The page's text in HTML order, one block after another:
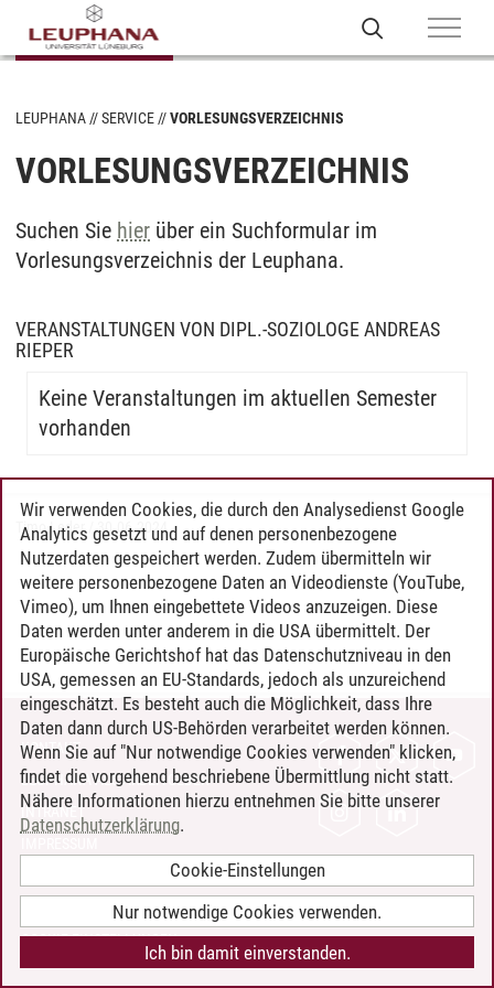
LEUPHANA SERVICE VORLESUNGSVERZEICHNIS
VORLESUNGSVERZEICHNIS
Suchen Sie hier über ein Suchformular im
Vorlesungsverzeichnis der Leuphana.
VERANSTALTUNGEN VON DIPL.-SOZIOLOGE ANDREAS
RIEPER
Keine Veranstaltungen im aktuellen Semester
vorhanden
Timo Leder/30.06.2024
KONTAKT
LEUPHANA ALS ARBEITGEBER
INTRANET
BARRIEREFREIHEIT
COOKIE-EINSTELLUNGEN
Wir verwenden Cookies, die durch den Analysedienst Google
Analytics gesetzt und auf denen personenbezogene
Nutzerdaten gespeichert werden. Zudem übermitteln wir
weitere personenbezogene Daten an Videodienste (YouTube,
Vimeo), um Ihnen eingebettete Videos anzuzeigen. Diese
Daten werden unter anderem in die USA übermittelt. Der
Europäische Gerichtshof hat das Datenschutzniveau in den
USA, gemessen an EU-Standards, jedoch als unzureichend
eingeschätzt. Es besteht auch die Möglichkeit, dass Ihre
Daten dann durch US-Behörden verarbeitet werden können.
Wenn Sie auf "Nur notwendige Cookies verwenden" klicken,
findet die vorgehend beschriebene Übermittlung nicht statt.
Nähere Informationen hierzu entnehmen Sie bitte unserer
Datenschutzerklärung.
Cookie-Einstellungen
Nur notwendige Cookies verwenden.
Ich bin damit einverstanden.